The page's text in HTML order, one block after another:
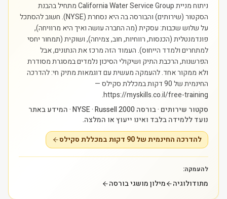
ניתוח מניית California Water Service Group מתחיל בהבנת
הסקטור (שירותים) והבורסה בה היא נסחרת (NYSE). חשוב להסתכל
על שלוש שכבות: עסקית (מה החברה עושה ואיך היא מרוויחה),
פונדמנטלית (הכנסות, רווחיות, חוב, צמיחה), ושוקית (תמחור יחסי
למתחרים ולמדד הייחוס). העמוד הזה מרכז את הנתונים, אבל
הפרשנות, הרכבת התיק ושיקולי הסיכון נלמדים במסגרת מסודרת
ולא ממקור אחד.להעמקה מעשית עם דוגמאות מתיק חי: להדרכה
החינמית של 90 דקות במכללת סקילס —
https://myskills.co.il/free-training.
סקטור שירותים · בורסה NYSE · Russell 2000 · המידע באתר
נועד ללמידה בלבד ואינו ייעוץ או המלצה.
להדרכה החינמית של 90 דקות במכללת סקילס
להעמקה:
מתודולוגיה מילון מושגי בורסה